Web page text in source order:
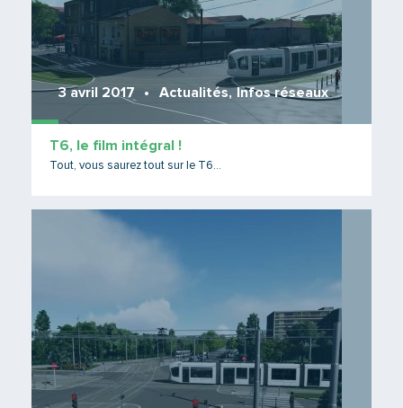
3 avril 2017 Actualités, Infos réseaux
T6, le film intégral !
Tout, vous saurez tout sur le T6...